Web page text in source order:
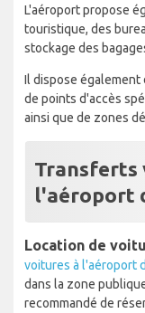
L'aéroport propose
touristique, des
stockage des
Il dispose
de points d'accès
ainsi que de zones
Transferts
l'aéroport
Location de
voitures à l'aéroport
dans la zone
recommandé de